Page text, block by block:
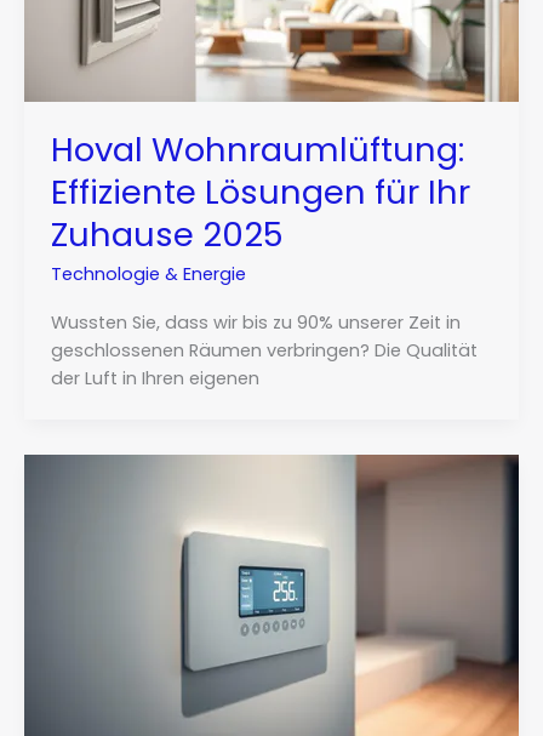
Hoval Wohnraumlüftung:
Effiziente Lösungen für Ihr
Zuhause 2025
Technologie & Energie
Wussten Sie, dass wir bis zu 90% unserer Zeit in
geschlossenen Räumen verbringen? Die Qualität
der Luft in Ihren eigenen